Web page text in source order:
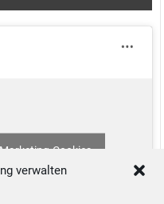
verwalten
Cookies
Inhalt zu aktivieren